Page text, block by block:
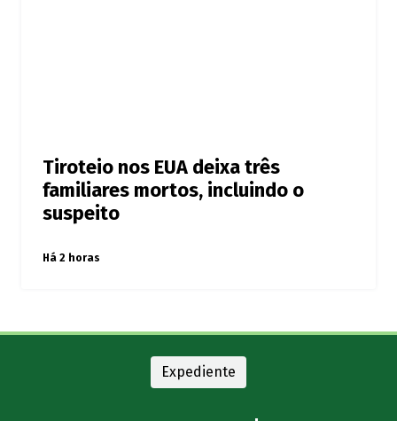
Tiroteio nos EUA deixa três
familiares mortos, incluindo o
suspeito
Há 2 horas
Expediente